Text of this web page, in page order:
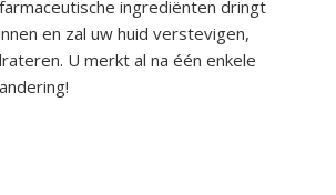
ingrediënten dringt
en zal uw huid verstevigen,
U merkt al na één enkele